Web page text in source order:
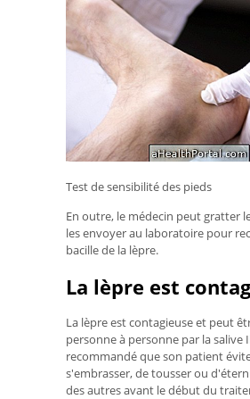
Test de sensibilité des pieds
En outre, le médecin peut gratter
les envoyer au laboratoire pour
bacille de la lèpre.
La lèpre est
La lèpre est contagieuse et peut
personne à personne par la salive
recommandé que son patient
s'embrasser, de tousser ou
des autres avant le début du